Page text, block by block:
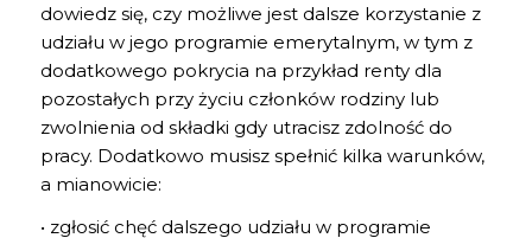
dowiedz się, czy możliwe jest dalsze korzystanie z
udziału w jego programie emerytalnym, w tym z
dodatkowego pokrycia na przykład renty dla
pozostałych przy życiu członków rodziny lub
zwolnienia od składki gdy utracisz zdolność do
pracy. Dodatkowo musisz spełnić kilka warunków,
a mianowicie:
• zgłosić chęć dalszego udziału w programie